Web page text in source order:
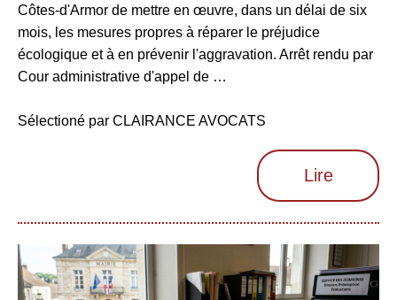
Côtes-d'Armor de mettre en œuvre, dans un délai de six
mois, les mesures propres à réparer le préjudice
écologique et à en prévenir l'aggravation. Arrêt rendu par
Cour administrative d'appel de …
Sélectioné par CLAIRANCE AVOCATS
Lire